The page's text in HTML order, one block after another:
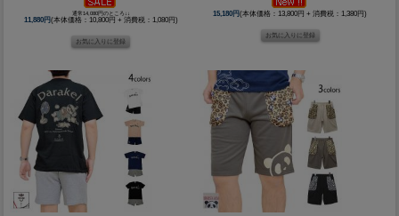
通常14,080円のところ↓↓
11,880円(本体価格：10,800円 + 消費税：1,080円)
15,180円(本体価格：13,800円 + 消費税：1,380円)